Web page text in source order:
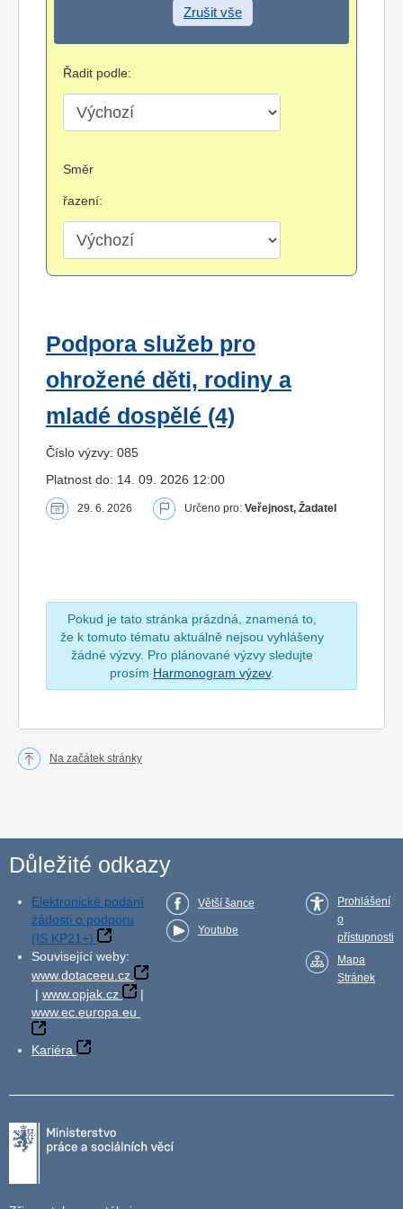
Zrušit vše
Řadit podle:
Směr
řazení:
Podpora služeb pro
ohrožené děti, rodiny a
mladé dospělé (4)
Číslo výzvy: 085
Platnost do: 14. 09. 2026 12:00
29. 6. 2026 Určeno pro: Veřejnost, Žadatel
Pokud je tato stránka prázdná, znamená to,
že k tomuto tématu aktuálně nejsou vyhlášeny
žádné výzvy. Pro plánované výzvy sledujte
prosím Harmonogram výzev.
Na začátek stránky
Důležité odkazy
Elektronické podání
žádosti o podporu
(IS KP21+)
Související weby:
www.dotaceeu.cz
| www.opjak.cz
|
www.ec.europa.eu
Kariéra
Větší šance
Youtube
Prohlášení
o
přístupnosti
Mapa
Stránek